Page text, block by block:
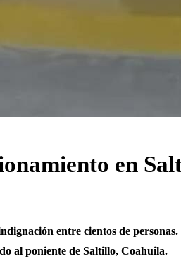
en
entre cientos de
al poniente de Saltillo, Coahuila.